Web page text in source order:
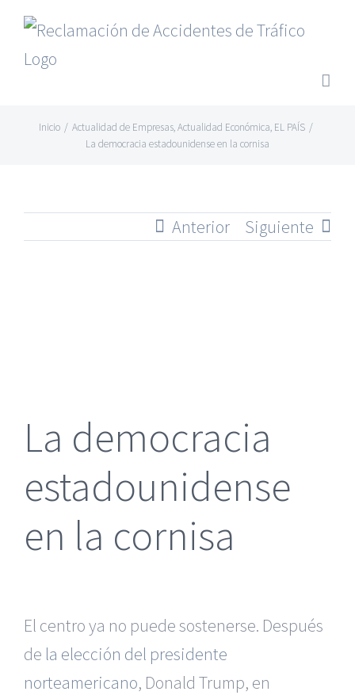
Saltar
contenido
Inicio / Actualidad de Empresas,Actualidad Económica, EL PAÍS /
La democracia estadounidense en la cornisa
Anterior Siguiente
La democracia
estadounidense
en la cornisa
El centro ya no puede sostenerse. Después
de la elección del presidente
norteamericano, Donald Trump, en